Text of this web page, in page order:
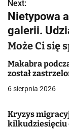
w
i
g
a
c
a
Next:
Nietypowa
galerii.
Może Ci się
Makabra
został
6 sierpnia 2026
Kryzys
kilkudziesięciu